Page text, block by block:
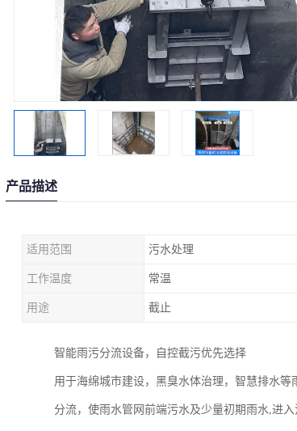
产品描述
适用范围 污水处理
工作温度 常温
用途 截止
智能雨污分流设备，自控截污优先选择
用于海绵城市建设，黑臭水体治理，智慧排水
分流，使雨水管网前端污水及少量初期雨水,进